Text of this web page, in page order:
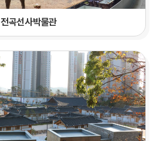
전곡선사박물관